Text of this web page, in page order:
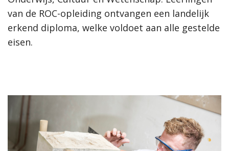
van de ROC-opleiding ontvangen een landelijk
erkend diploma, welke voldoet aan alle gestelde
eisen.